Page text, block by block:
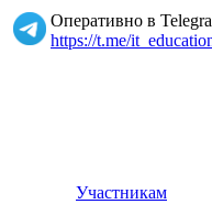
Оперативно в
https://t.me/
Участникам